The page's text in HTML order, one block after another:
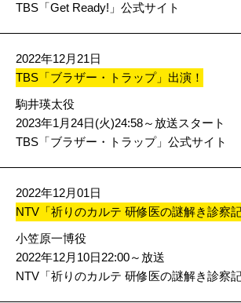
TBS「Get Ready!」公式サイト
2022年12月21日
TBS「ブラザー・トラップ」出演！
駒井瑛太役
2023年1月24日(火)24:58～放送スタート
TBS「ブラザー・トラップ」公式サイト
2022年12月01日
NTV「祈りのカルテ 研修医の謎解き診察
小笠原一博役
2022年12月10日22:00～放送
NTV「祈りのカルテ 研修医の謎解き診察